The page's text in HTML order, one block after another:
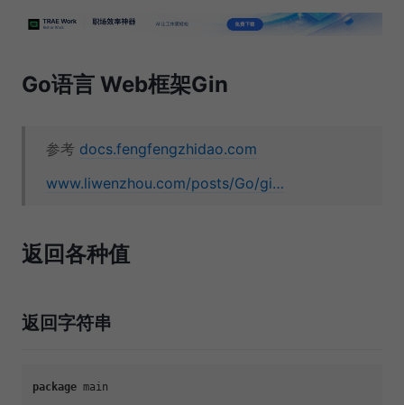
Go语言 Web框架Gin
参考 docs.fengfengzhidao.com
www.liwenzhou.com/posts/Go/gi…
返回各种值
返回字符串
package main